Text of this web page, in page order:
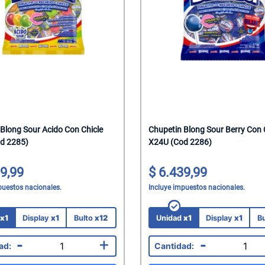
Natural
Salados
Bebes
Sour Acido Con Chicle
2285)
nacionales.
x1 Display x1 Bultox12
- +
Chupetin Blong Sour Berry Con
X24U (Cod 2286)
6.439,99
Incluye impuestos nacionales.
Unidadx1 Display x1
-